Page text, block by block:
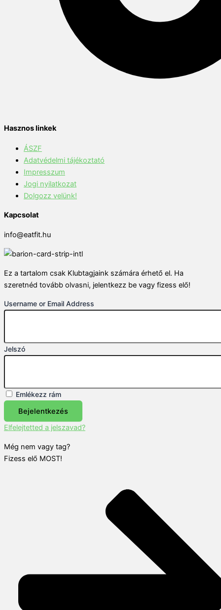
Hasznos linkek
ÁSZF
Adatvédelmi tájékoztató
Impresszum
Jogi nyilatkozat
Dolgozz velünk!
Kapcsolat
info@eatfit.hu
Ez a tartalom csak Klubtagjaink számára érhető el. Ha
szeretnéd tovább olvasni, jelentkezz be vagy fizess elő!
Username or Email Address
Jelszó
Emlékezz rám
Bejelentkezés
Elfelejtetted a jelszavad?
Még nem vagy tag?
Fizess elő MOST!